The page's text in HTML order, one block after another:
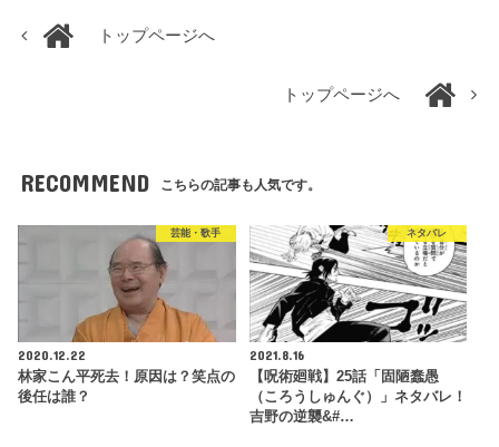
トップページへ
トップページへ
RECOMMEND こちらの記事も人気です。
芸能・歌手
2020.12.22
林家こん平死去！原因は？笑点の
後任は誰？
ネタバレ
2021.8.16
【呪術廻戦】25話「固陋蠢愚
（ころうしゅんぐ）」ネタバレ！
吉野の逆襲&#…